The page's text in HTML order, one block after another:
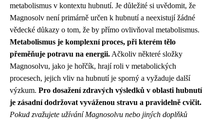
metabolismus v kontextu hubnutí. Je důležité si uvědomit, že
Magnosolv není primárně určen k hubnutí a neexistují žádné
vědecké důkazy o tom, že by přímo ovlivňoval metabolismus.
Metabolismus je komplexní proces, při kterém tělo
přeměňuje potravu na energii. Ačkoliv některé složky
Magnosolvu, jako je hořčík, hrají roli v metabolických
procesech, jejich vliv na hubnutí je sporný a vyžaduje další
výzkum. Pro dosažení zdravých výsledků v oblasti hubnutí
je zásadní dodržovat vyváženou stravu a pravidelně cvičit.
Pokud zvažujete užívání Magnosolvu nebo jiných doplňků